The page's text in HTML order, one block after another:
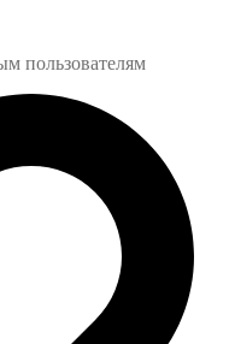
пользователям